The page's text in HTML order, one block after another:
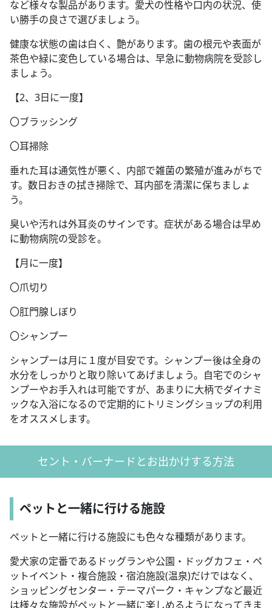
など様々な製品があります。愛犬の性格や口内の状況、使
い勝手の良さで選びましょう。
健康な状態の歯は白く、艶があります。歯の根元や表面が
茶色や緑に変色している場合は、早急に動物病院を受診し
ましょう。
【2、3日に一度】
〇ブラッシング
〇耳掃除
垂れた耳は通気性が悪く、内部で雑菌の繁殖が進みがちで
す。数日おきの拭き掃除で、耳内部を清潔に保ちましょ
う。
臭いや汚れは外耳炎のサインです。症状がある場合は早め
に動物病院の受診を。
【月に一度】
〇爪切り
〇肛門腺しぼり
〇シャンプー
シャンプーは月に１度が目安です。シャンプー後は全身の
水分をしっかりと取り除いてあげましょう。自宅でのシャ
ンプーやお手入れは可能ですが、あまりに大柄でダイナミ
ックな入浴になるので定期的にトリミングショップの利用
をオススメします。
セント・バーナードとお出かけする方法
ペットと一緒に行ける施設
ペットと一緒に行ける施設にも色々な種類があります。
愛犬家の定番であるドッグランや公園・ドッグカフェ・ペ
ットイベント・複合施設・宿泊施設(温泉)だけではなく、
ショッピングセンター・テーマパーク・キャンプなど最近
は様々な施設がペットと一緒に楽しめるようになってきま